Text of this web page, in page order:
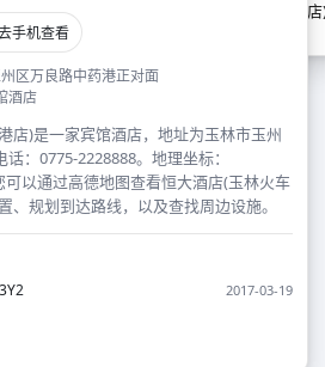
手机查看
区万良路中药港正对面
酒店
店)是一家宾馆酒店，地址为玉林市玉州
：0775-2228888。地理坐标：
可以通过高德地图查看恒大酒店(玉林火车
、规划到达路线，以及查找周边设施。
2017-03-19
恒大酒店(玉林火车站中药港